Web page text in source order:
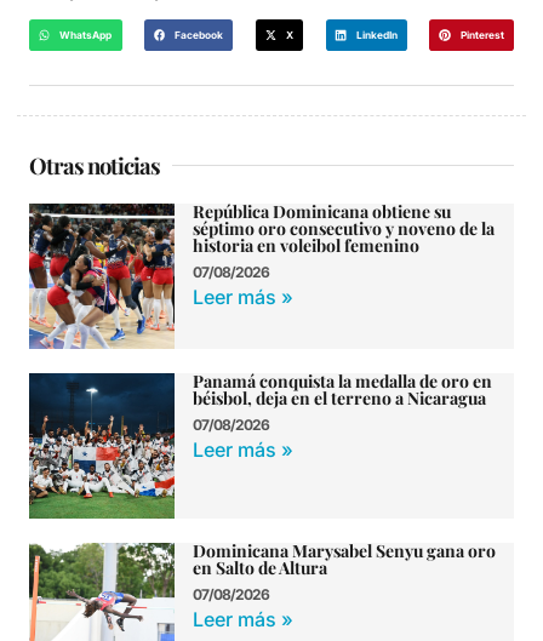
WhatsApp Facebook X LinkedIn Pinterest
Otras noticias
República Dominicana obtiene su
séptimo oro consecutivo y noveno de la
historia en voleibol femenino
07/08/2026
Leer más »
Panamá conquista la medalla de oro en
béisbol, deja en el terreno a Nicaragua
07/08/2026
Leer más »
Dominicana Marysabel Senyu gana oro
en Salto de Altura
07/08/2026
Leer más »